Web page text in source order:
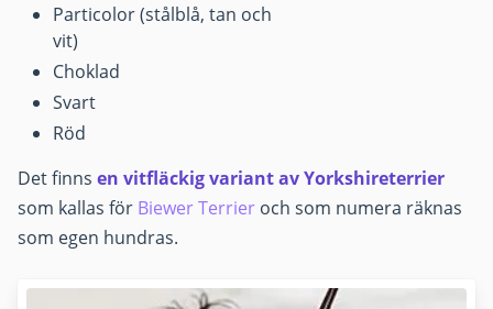
Particolor (stålblå, tan och
vit)
Choklad
Svart
Röd
Det finns en vitfläckig variant av Yorkshireterrier
som kallas för Biewer Terrier och som numera räknas
som egen hundras.